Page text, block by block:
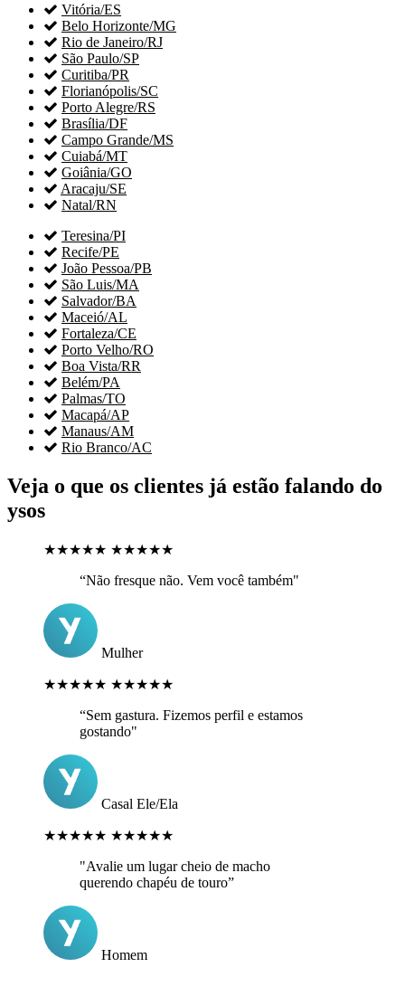
 Vitória/ES
 Belo Horizonte/MG
 Rio de Janeiro/RJ
 São Paulo/SP
 Curitiba/PR
 Florianópolis/SC
 Porto Alegre/RS
 Brasília/DF
 Campo Grande/MS
 Cuiabá/MT
 Goiânia/GO
 Aracaju/SE
 Natal/RN
 Teresina/PI
 Recife/PE
 João Pessoa/PB
 São Luis/MA
 Salvador/BA
 Maceió/AL
 Fortaleza/CE
 Porto Velho/RO
 Boa Vista/RR
 Belém/PA
 Palmas/TO
 Macapá/AP
 Manaus/AM
 Rio Branco/AC
Veja o que os clientes já estão falando do
ysos
★★★★★ ★★★★★
“Não fresque não. Vem você também"
Mulher
★★★★★ ★★★★★
“Sem gastura. Fizemos perfil e estamos
gostando"
Casal Ele/Ela
★★★★★ ★★★★★
"Avalie um lugar cheio de macho
querendo chapéu de touro”
Homem